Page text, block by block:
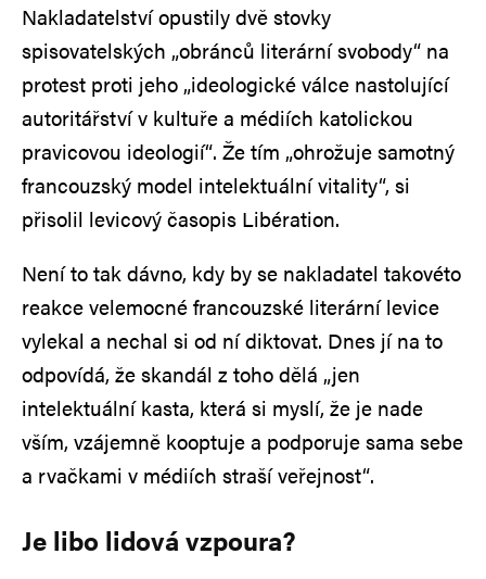
Nakladatelství opustily dvě stovky
spisovatelských „obránců literární svobody“ na
protest proti jeho „ideologické válce nastolující
autoritářství v kultuře a médiích katolickou
pravicovou ideologií“. Že tím „ohrožuje samotný
francouzský model intelektuální vitality“, si
přisolil levicový časopis Libération.
Není to tak dávno, kdy by se nakladatel takovéto
reakce velemocné francouzské literární levice
vylekal a nechal si od ní diktovat. Dnes jí na to
odpovídá, že skandál z toho dělá „jen
intelektuální kasta, která si myslí, že je nade
vším, vzájemně kooptuje a podporuje sama sebe
a rvačkami v médiích straší veřejnost“.
Je libo lidová vzpoura?